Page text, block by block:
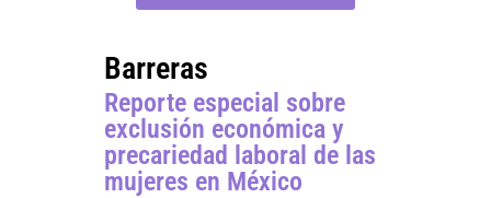
Barreras
Reporte especial sobre
exclusión económica y
precariedad laboral de las
mujeres en México